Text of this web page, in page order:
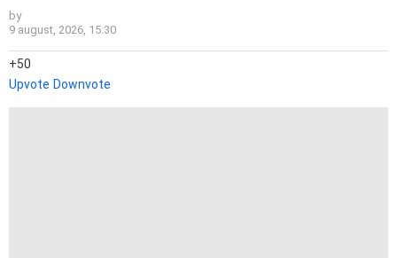
by
9 august, 2026, 15:30
50
Upvote Downvote